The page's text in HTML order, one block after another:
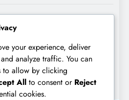
your experience, deliver
analyze traffic. You can
to allow by clicking
All to consent or Reject
cookies.